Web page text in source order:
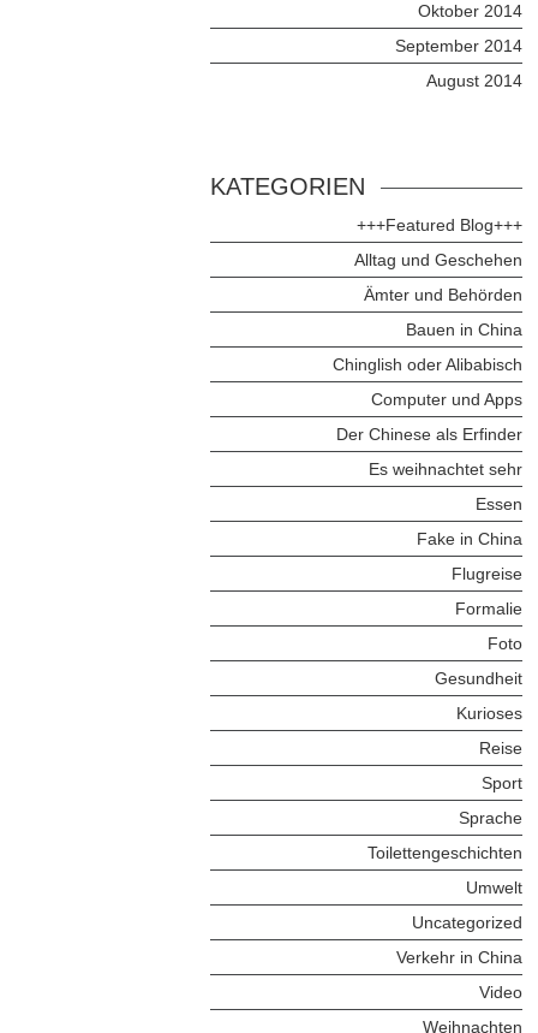
Oktober 2014
September 2014
August 2014
KATEGORIEN
+++Featured Blog+++
Alltag und Geschehen
Ämter und Behörden
Bauen in China
Chinglish oder Alibabisch
Computer und Apps
Der Chinese als Erfinder
Es weihnachtet sehr
Essen
Fake in China
Flugreise
Formalie
Foto
Gesundheit
Kurioses
Reise
Sport
Sprache
Toilettengeschichten
Umwelt
Uncategorized
Verkehr in China
Video
Weihnachten